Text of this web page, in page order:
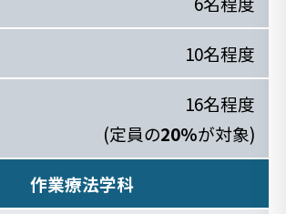
10名程度
16名程度
(定員の20％が対象)
作業療法学科